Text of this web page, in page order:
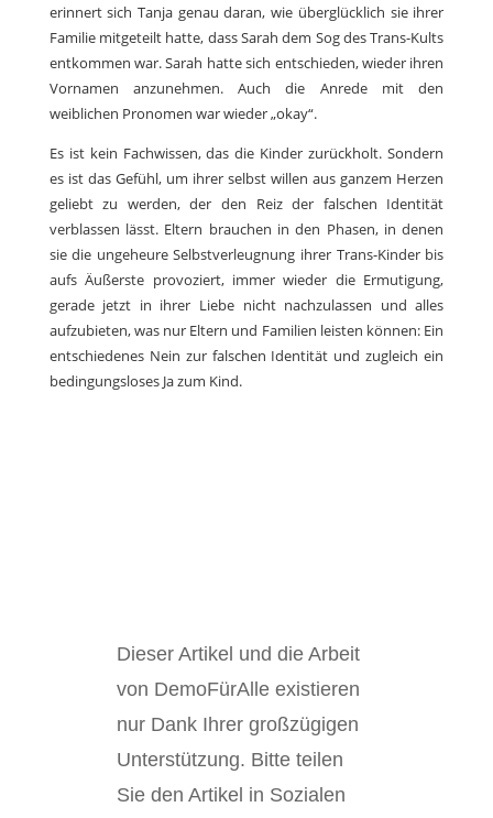
erinnert sich Tanja genau daran, wie überglücklich sie ihrer
Familie mitgeteilt hatte, dass Sarah dem Sog des Trans-Kults
entkommen war. Sarah hatte sich entschieden, wieder ihren
Vornamen anzunehmen. Auch die Anrede mit den
weiblichen Pronomen war wieder „okay“.
Es ist kein Fachwissen, das die Kinder zurückholt. Sondern
es ist das Gefühl, um ihrer selbst willen aus ganzem Herzen
geliebt zu werden, der den Reiz der falschen Identität
verblassen lässt. Eltern brauchen in den Phasen, in denen
sie die ungeheure Selbstverleugnung ihrer Trans-Kinder bis
aufs Äußerste provoziert, immer wieder die Ermutigung,
gerade jetzt in ihrer Liebe nicht nachzulassen und alles
aufzubieten, was nur Eltern und Familien leisten können: Ein
entschiedenes Nein zur falschen Identität und zugleich ein
bedingungsloses Ja zum Kind.
Dieser Artikel und die Arbeit
von DemoFürAlle existieren
nur Dank Ihrer großzügigen
Unterstützung. Bitte teilen
Sie den Artikel in Sozialen